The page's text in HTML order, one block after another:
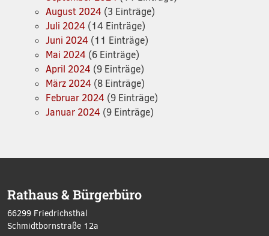
August 2024 (3 Einträge)
Juli 2024 (14 Einträge)
Juni 2024 (11 Einträge)
Mai 2024 (6 Einträge)
April 2024 (9 Einträge)
März 2024 (8 Einträge)
Februar 2024 (9 Einträge)
Januar 2024 (9 Einträge)
Rathaus & Bürgerbüro
66299 Friedrichsthal
Schmidtbornstraße 12a